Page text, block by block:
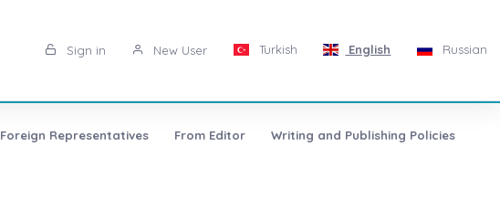
Sign in New User Turkish English Russian
Foreign Representatives From Editor Writing and Publishing Policies